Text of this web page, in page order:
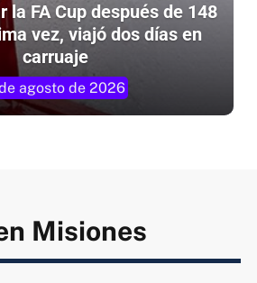
la FA Cup después de 148
vez, viajó dos días en
carruaje
agosto de 2026
Misiones